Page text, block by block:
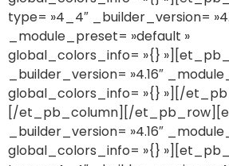
type= »4_4″ _builder_version=
_module_preset= »default »
global_colors_info= »{}
_builder_version= »4.16″
global_colors_info= »{} »][/
[/et_pb_column][/
_builder_version= »4.16″
global_colors_info= »{}